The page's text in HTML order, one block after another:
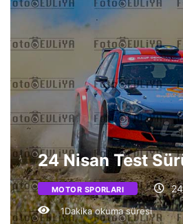
24 Nisan Test
MOTOR SPORLARI 24
1Dakika okuma süresi